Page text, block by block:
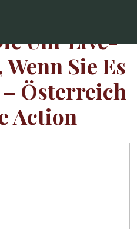
Uhr Live-
Sie Es
Österreich
Action